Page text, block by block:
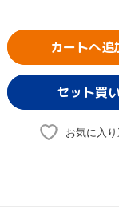
カートへ追
お気に入